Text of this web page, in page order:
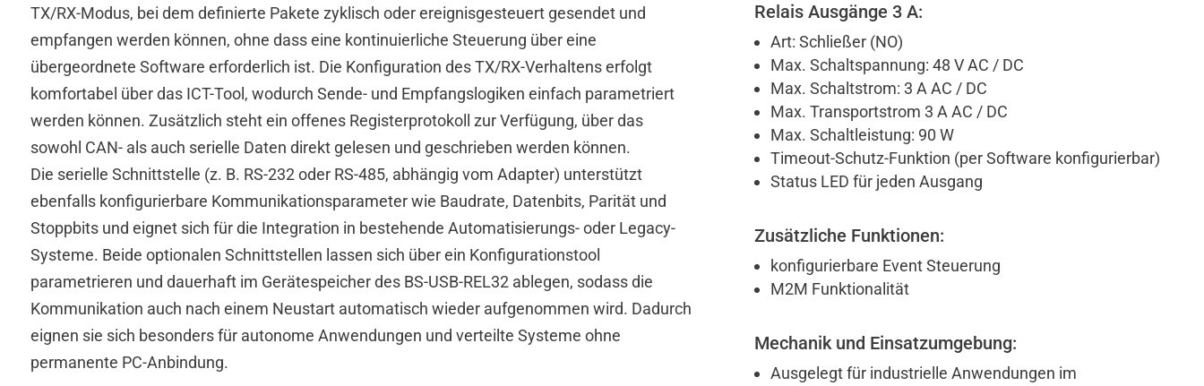
TX/RX-Modus, bei dem definierte Pakete zyklisch oder ereignisgesteuert gesendet und
empfangen werden können, ohne dass eine kontinuierliche Steuerung über eine
übergeordnete Software erforderlich ist. Die Konfiguration des TX/RX-Verhaltens erfolgt
komfortabel über das ICT-Tool, wodurch Sende- und Empfangslogiken einfach parametriert
werden können. Zusätzlich steht ein offenes Registerprotokoll zur Verfügung, über das
sowohl CAN- als auch serielle Daten direkt gelesen und geschrieben werden können.
Die serielle Schnittstelle (z. B. RS-232 oder RS-485, abhängig vom Adapter) unterstützt
ebenfalls konfigurierbare Kommunikationsparameter wie Baudrate, Datenbits, Parität und
Stoppbits und eignet sich für die Integration in bestehende Automatisierungs- oder Legacy-
Systeme. Beide optionalen Schnittstellen lassen sich über ein Konfigurationstool
parametrieren und dauerhaft im Gerätespeicher des BS-USB-REL32 ablegen, sodass die
Kommunikation auch nach einem Neustart automatisch wieder aufgenommen wird. Dadurch
eignen sie sich besonders für autonome Anwendungen und verteilte Systeme ohne
permanente PC-Anbindung.
Relais Ausgänge 3 A:
Art: Schließer (NO)
Max. Schaltspannung: 48 V AC / DC
Max. Schaltstrom: 3 A AC / DC
Max. Transportstrom 3 A AC / DC
Max. Schaltleistung: 90 W
Timeout-Schutz-Funktion (per Software konfigurierbar)
Status LED für jeden Ausgang
Zusätzliche Funktionen:
konfigurierbare Event Steuerung
M2M Funktionalität
Mechanik und Einsatzumgebung:
Ausgelegt für industrielle Anwendungen im